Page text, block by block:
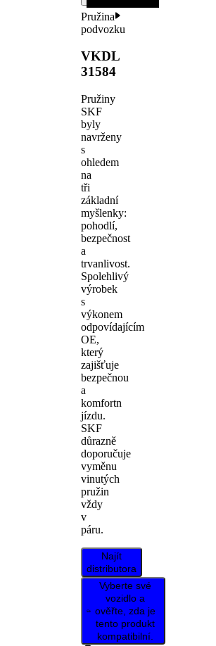
Pružina
podvozku
VKDL
31584
Pružiny
SKF
byly
navrženy
s
ohledem
na
tři
základní
myšlenky:
pohodlí,
bezpečnost
a
trvanlivost.
Spolehlivý
výrobek
s
výkonem
odpovídajícím
OE,
který
zajišťuje
bezpečnou
a
komfortn
jízdu.
SKF
důrazně
doporučuje
vyměnu
vinutých
pružin
vždy
v
páru.
Najít
distributora
Vyberte své
vozidlo a
ověřte, zda je
tento produkt
kompatibilní.